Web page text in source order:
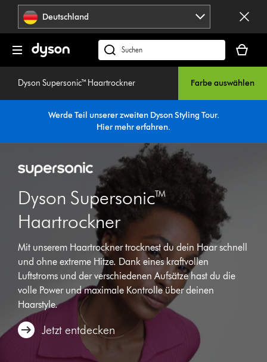
Navigation
überspringenDeutschland
dyson.de
durchsuchen
ist
leer
Dyson Supersonic™ Haartrockner Farbe auswählen
Werde Teil unserer zweiten Dyson Styling Tour.
Hier mehr erfahren.
Dyson Supersonic™
Haartrockner
Mit unserem Haartrockner trocknest du dein Haar schnell
und ohne extreme Hitze. Dank eines kraftvollen
Luftstroms und der verschiedenen Aufsätze hast du die
volle Power und maximale Kontrolle über deinen
Haarstyle.
Jetzt entdecken